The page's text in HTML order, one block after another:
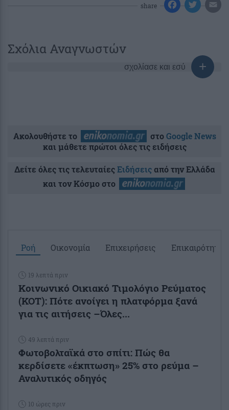
share
Σχόλια Αναγνωστών
σχολίασε και εσύ
Ακολουθήστε το στοGoogle News
και μάθετε πρώτοι όλες τις ειδήσεις
Δείτε όλες τις τελευταίεςΕιδήσειςαπό την Ελλάδα
και τον Κόσμο στο
Ροή Οικονομία Επιχειρήσεις Επικαιρότητα
19 λεπτά πριν
Κοινωνικό Οικιακό Τιμολόγιο Ρεύματος
(ΚΟΤ): Πότε ανοίγει η πλατφόρμα ξανά
για τις αιτήσεις –Όλες...
49 λεπτά πριν
Φωτοβολταϊκά στο σπίτι: Πώς θα
κερδίσετε «έκπτωση» 25% στο ρεύμα –
Αναλυτικός οδηγός
10 ώρες πριν